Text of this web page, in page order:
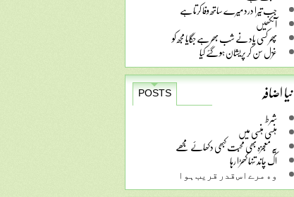
جب تیرا درد میرے ساتھ وفا کرتا ہے
آنکھیں
پھر کسی یاد نے شب بھر ہے جگایا مجھ کو
غزل سن کر پریشان ہو گئے کیا
نیا اضافہ
POSTS
شرط
ہنسی ہنسی میں
یہ معجزہ بھی محبت کبھی دکھائے مجھے
اک چاند تنہا کھڑا رہا
ﻭﮦ ﻣﺮﮮ ﺍﺱ ﻗﺪﺭ ﻗﺮﯾﺐ ﮨﻮﺍ